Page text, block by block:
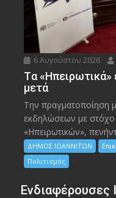
6 Αυγούστου 2026
Tα «Ηπειρωτικά»
μετά
Την πραγματοποίηση
εκδηλώσεων με
«Ηπειρωτικών»,
ΔΗΜΟΣ ΙΩΑΝΝΙΤΩΝ
Πολιτισμός
Ενδιαφέρουσες